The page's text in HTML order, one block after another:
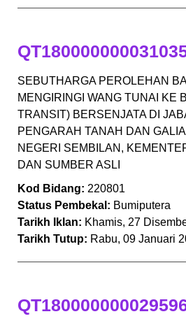
SEBUTHARGA PEROLEHAN
MENGIRINGI WANG TUNAI KE
TRANSIT) BERSENJATA DI
PENGARAH TANAH DAN
NEGERI SEMBILAN,
DAN SUMBER ASLI
Kod Bidang: 220801
Status Pembekal: Bumiputera
Tarikh Iklan: Khamis, 27
Tarikh Tutup: Rabu, 09 Januari